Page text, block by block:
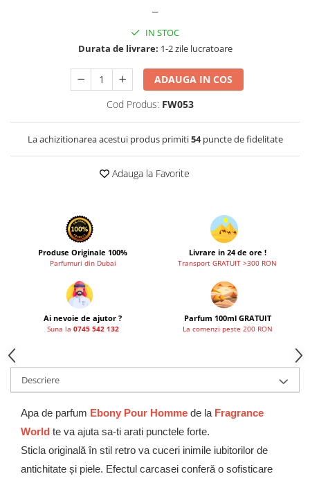
Ard al Zaafaran
Asdaaf
Asten
Frederic Patric
French Avenue
Lattafa Pride
Louis Varel
Montage Brands
Nusuk
Rave
IN STOC
Durata de livrare: 1-2 zile lucratoare
ADAUGA IN COS
Cod Produs: FW053
La achizitionarea acestui produs primiti54puncte de fidelitate
Adauga la Favorite
Produse Originale 100%
Parfumuri din Dubai
Livrare in 24 de ore !
Transport GRATUIT >300 RON
Ai nevoie de ajutor ?
Suna la 0745 542 132
Parfum 100ml GRATUIT
La comenzi peste 200 RON
Descriere
Apa de parfum Ebony Pour Homme de la Fragrance
World te va ajuta sa-ti arati punctele forte.
Sticla originală în stil retro va cuceri inimile iubitorilor de
antichitate și piele. Efectul carcasei conferă o sofisticare